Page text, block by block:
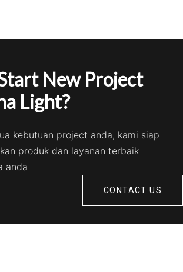
New Project
Light?
kebutuan project anda, kami siap
produk dan layanan terbaik
anda
CONTACT US